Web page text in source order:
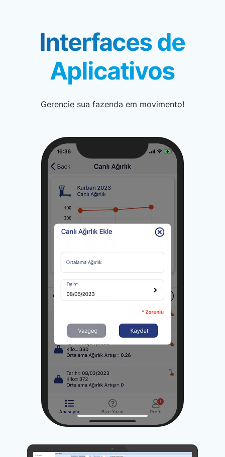
Interfaces de
Aplicativos
Gerencie sua fazenda em movimento!